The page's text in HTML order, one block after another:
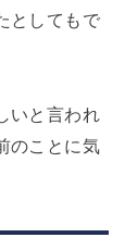
としてもで
いと言われ
のことに気